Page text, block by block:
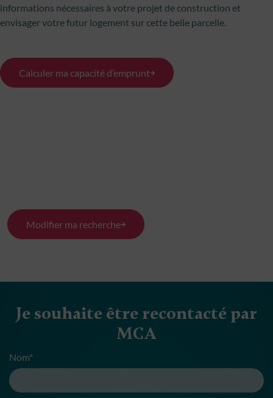
informations nécessaires à votre projet de construction et
envisager votre futur logement sur cette belle parcelle.
Calculer ma capacité d’emprunt
Modifier ma recherche
Je souhaite être recontacté par
MCA
Nom*